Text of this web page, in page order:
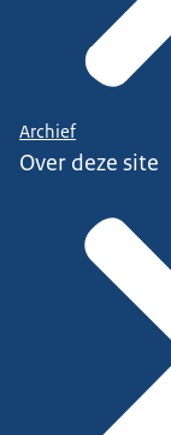
Archief
Over deze site